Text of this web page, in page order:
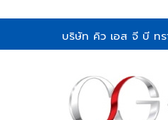
บริษัท คิว เอส จี บี ท